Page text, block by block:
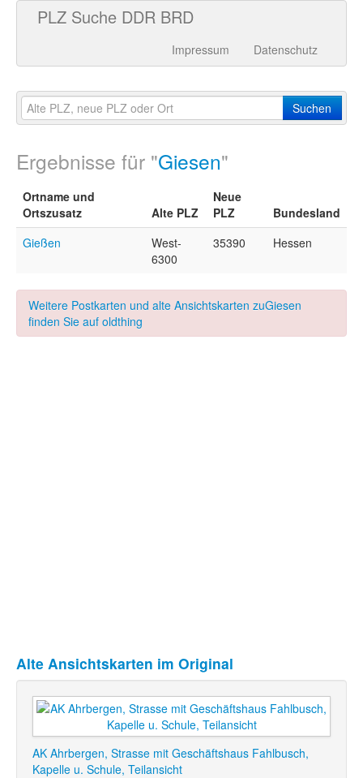
PLZ Suche DDR BRD
Impressum Datenschutz
Suchen
Ergebnisse für "Giesen"
Ortname und
Ortszusatz
Alte PLZ
Neue
PLZ
Bundesland
Gießen
West-
6300
35390 Hessen
Weitere Postkarten und alte Ansichtskarten zuGiesen
finden Sie auf oldthing
Alte Ansichtskarten im Original
AK Ahrbergen, Strasse mit Geschäftshaus Fahlbusch,
Kapelle u. Schule, Teilansicht